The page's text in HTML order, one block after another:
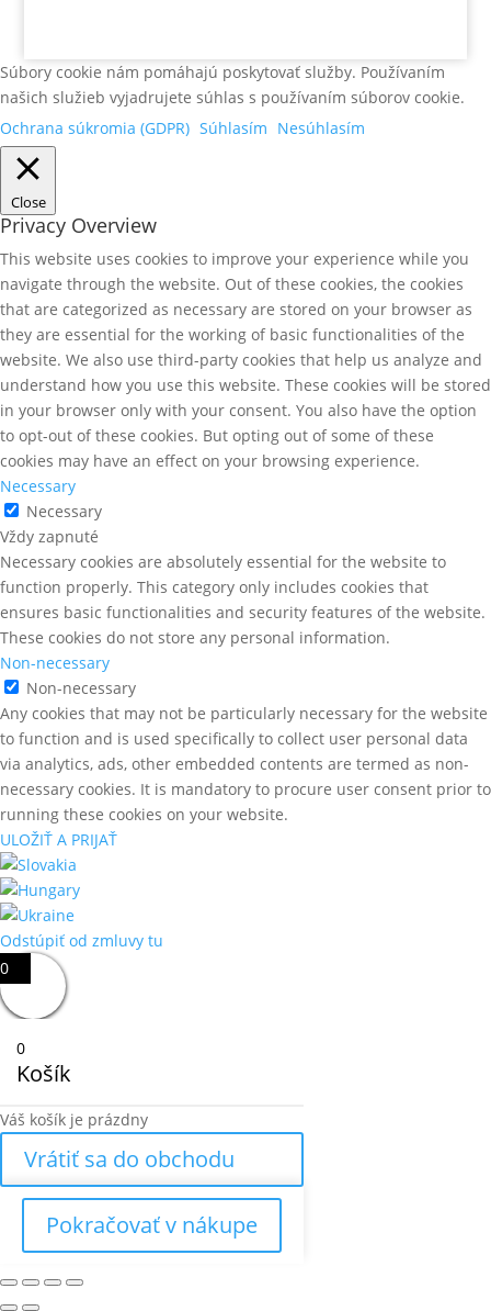
Súbory cookie nám pomáhajú poskytovať služby. Používaním
našich služieb vyjadrujete súhlas s používaním súborov cookie.
Ochrana súkromia (GDPR) Súhlasím Nesúhlasím
Close
Privacy Overview
This website uses cookies to improve your experience while you
navigate through the website. Out of these cookies, the cookies
that are categorized as necessary are stored on your browser as
they are essential for the working of basic functionalities of the
website. We also use third-party cookies that help us analyze and
understand how you use this website. These cookies will be stored
in your browser only with your consent. You also have the option
to opt-out of these cookies. But opting out of some of these
cookies may have an effect on your browsing experience.
Necessary
Necessary
Vždy zapnuté
Necessary cookies are absolutely essential for the website to
function properly. This category only includes cookies that
ensures basic functionalities and security features of the website.
These cookies do not store any personal information.
Non-necessary
Non-necessary
Any cookies that may not be particularly necessary for the website
to function and is used specifically to collect user personal data
via analytics, ads, other embedded contents are termed as non-
necessary cookies. It is mandatory to procure user consent prior to
running these cookies on your website.
ULOŽIŤ A PRIJAŤ
Odstúpiť od zmluvy tu
0
0
Košík
Váš košík je prázdny
Vrátiť sa do obchodu
Pokračovať v nákupe